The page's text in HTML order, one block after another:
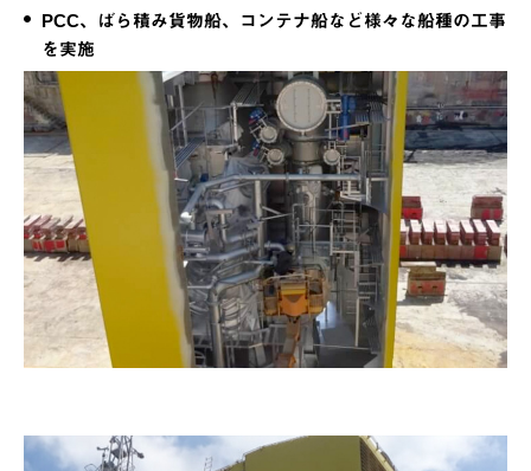
PCC、ばら積み貨物船、コンテナ船など様々な船種の工事
を実施